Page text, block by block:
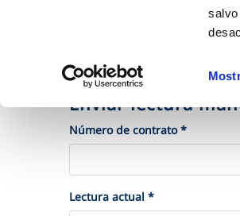
Lectura de contador
Pago de facturas
Duplicado facturas
Bonificaciones y fondo social
Entiende tu factura
Alcantarillado
Enviar lectura
Número de contrato *
Lectura actual *